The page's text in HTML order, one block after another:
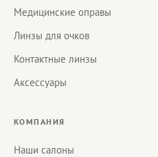
Медицинские оправы
Линзы для очков
Контактные линзы
Аксессуары
КОМПАНИЯ
Наши салоны